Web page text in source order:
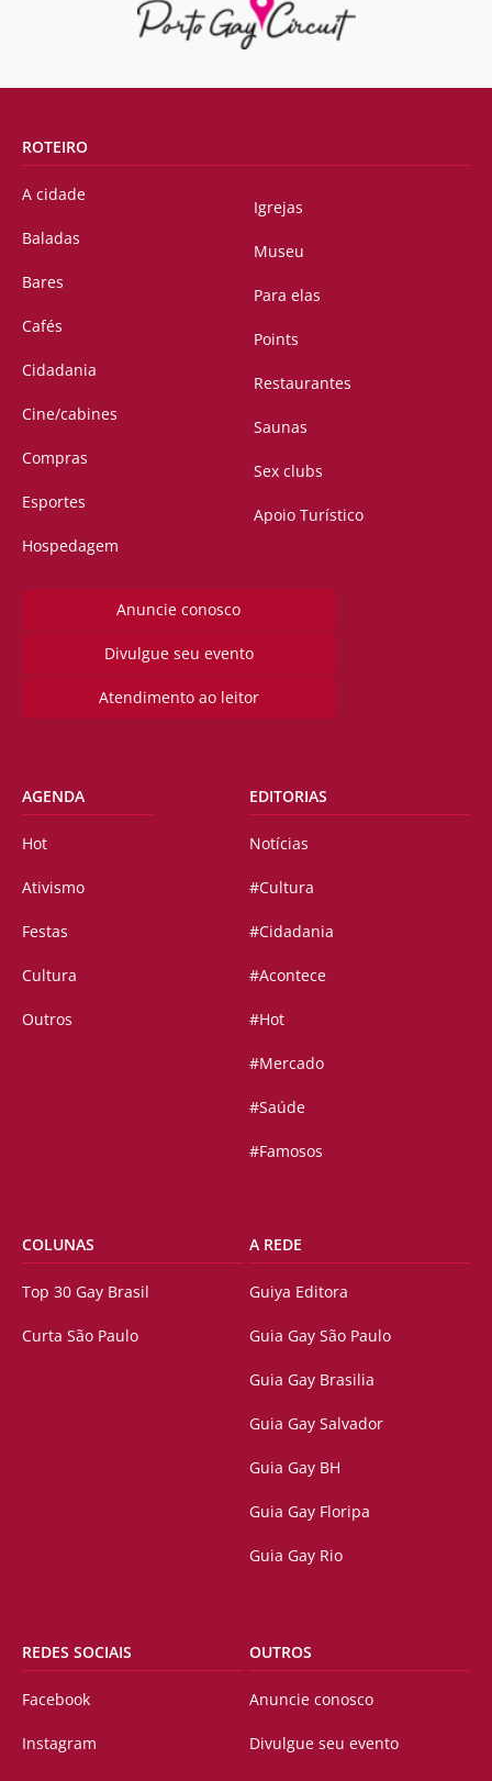
ROTEIRO
A cidade
Baladas
Bares
Cafés
Cidadania
Cine/cabines
Compras
Esportes
Hospedagem
Igrejas
Museu
Para elas
Points
Restaurantes
Saunas
Sex clubs
Apoio Turístico
Anuncie conosco
Divulgue seu evento
Atendimento ao leitor
AGENDA
Hot
Ativismo
Festas
Cultura
Outros
EDITORIAS
Notícias
#Cultura
#Cidadania
#Acontece
#Hot
#Mercado
#Saúde
#Famosos
COLUNAS
Top 30 Gay Brasil
Curta São Paulo
A REDE
Guiya Editora
Guia Gay São Paulo
Guia Gay Brasilia
Guia Gay Salvador
Guia Gay BH
Guia Gay Floripa
Guia Gay Rio
REDES SOCIAIS
Facebook
Instagram
OUTROS
Anuncie conosco
Divulgue seu evento